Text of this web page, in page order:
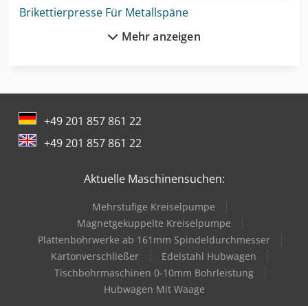
Brikettierpresse Für Metallspäne
Drahtricht- Und Abschneidemaschine
Enthaarungsmaschine Für Schweine
Gabelstapler Diesel
Gabelstapler Elektro
Holz Schredder
Ladekran
Mehr anzeigen
+49 201 857 861 22
+49 201 857 861 22
Aktuelle Maschinensuchen:
Mehrstufige Kreiselpumpe
Magnetgekuppelte Kreiselpumpe
Plattenbohrwerke ab 161mm Spindeldurchmesser
Kartonverschließer
Edelstahl Hubwagen
Tischbohrmaschinen 0-10mm Bohrleistung
Hubwagen Mit Waage